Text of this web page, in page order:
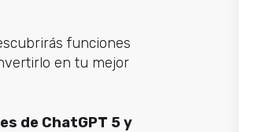
funciones
en tu mejor
de ChatGPT 5 y